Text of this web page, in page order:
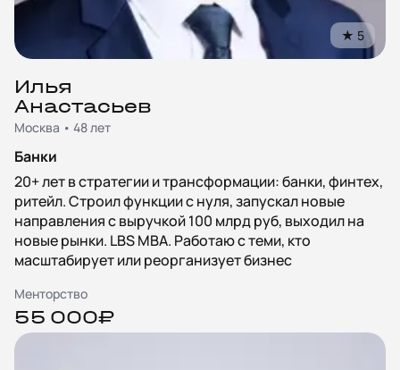
★ 5
Илья
Анастасьев
Москва • 48 лет
Банки
20+ лет в стратегии и трансформации: банки, финтех,
ритейл. Строил функции с нуля, запускал новые
направления с выручкой 100 млрд руб, выходил на
новые рынки. LBS MBA. Работаю с теми, кто
масштабирует или реорганизует бизнес
Менторство
55 000₽